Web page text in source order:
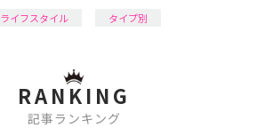
ライフスタイル
タイプ別
RANKING
記事ランキング